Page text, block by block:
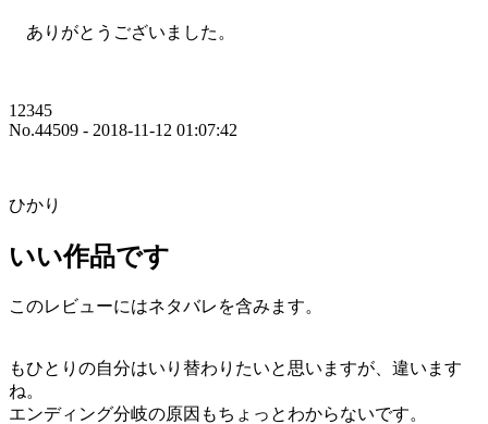
ありがとうございました。
12345
No.44509 - 2018-11-12 01:07:42
ひかり
いい作品です
このレビューにはネタバレを含みます。
もひとりの自分はいり替わりたいと思いますが、違います
ね。
エンディング分岐の原因もちょっとわからないです。